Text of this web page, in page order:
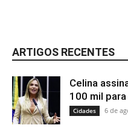
ARTIGOS RECENTES
Celina
100 mil
Cidades 6 de